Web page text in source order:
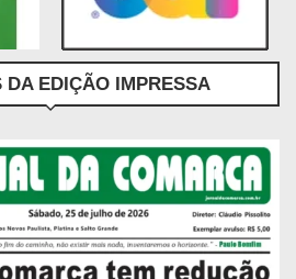
DA EDIÇÃO IMPRESSA